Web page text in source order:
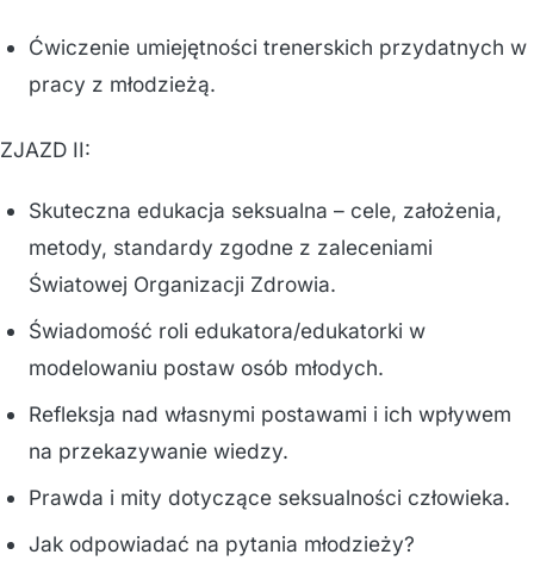
Ćwiczenie umiejętności trenerskich przydatnych w
pracy z młodzieżą.
ZJAZD II:
Skuteczna edukacja seksualna – cele, założenia,
metody, standardy zgodne z zaleceniami
Światowej Organizacji Zdrowia.
Świadomość roli edukatora/edukatorki w
modelowaniu postaw osób młodych.
Refleksja nad własnymi postawami i ich wpływem
na przekazywanie wiedzy.
Prawda i mity dotyczące seksualności człowieka.
Jak odpowiadać na pytania młodzieży?